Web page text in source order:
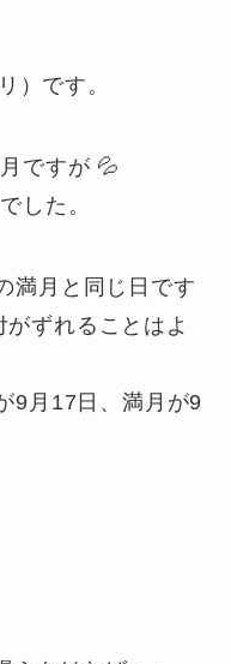
）です。
ですが 💦
した。
満月と同じ日です
ずれることはよ
9月17日、満月が9